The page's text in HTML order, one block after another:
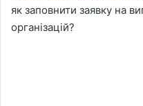
як заповнити заявку на
організацій?